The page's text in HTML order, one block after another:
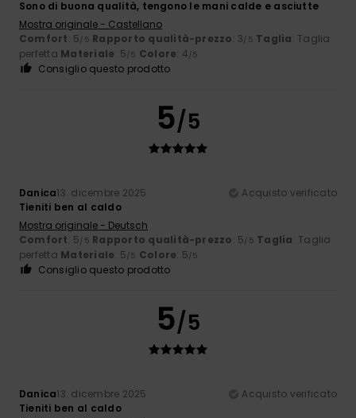
Sono di buona qualità, tengono le mani calde e asciutte
Mostra originale - Castellano
Comfort: 5/5 Rapporto qualità-prezzo: 3/5 Taglia: Taglia
perfetta Materiale: 5/5 Colore: 4/5
Consiglio questo prodotto
5/5
Danica13. dicembre 2025
Acquisto verificato
Tieniti ben al caldo
Mostra originale - Deutsch
Comfort: 5/5 Rapporto qualità-prezzo: 5/5 Taglia: Taglia
perfetta Materiale: 5/5 Colore: 5/5
Consiglio questo prodotto
5/5
Danica13. dicembre 2025
Acquisto verificato
Tieniti ben al caldo